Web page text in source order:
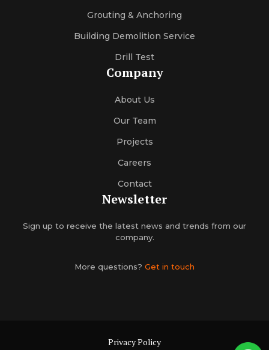
Grouting & Anchoring
Building Demolition Service
Drill Test
Company
About Us
Our Team
Projects
Careers
Contact
Newsletter
Sign up to receive the latest news and trends from our
company.
More questions? Get in touch
Privacy Policy